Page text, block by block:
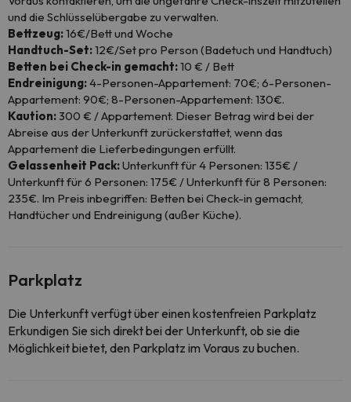
und die Schlüsselübergabe zu verwalten.
Bettzeug:16€/Bett und Woche
Handtuch-Set:12€/Set pro Person (Badetuch und Handtuch)
Betten bei Check-in gemacht:10 € / Bett
Endreinigung:4-Personen-Appartement: 70€; 6-Personen-
Appartement: 90€; 8-Personen-Appartement: 130€.
Kaution:300 € / Appartement. Dieser Betrag wird bei der
Abreise aus der Unterkunft zurückerstattet, wenn das
Appartement die Lieferbedingungen erfüllt.
Gelassenheit Pack:Unterkunft für 4 Personen: 135€ /
Unterkunft für 6 Personen: 175€ / Unterkunft für 8 Personen:
235€. Im Preis inbegriffen: Betten bei Check-in gemacht,
Handtücher und Endreinigung (außer Küche).
Parkplatz
Die Unterkunft verfügt über einen kostenfreien Parkplatz
Erkundigen Sie sich direkt bei der Unterkunft, ob sie die
Möglichkeit bietet, den Parkplatz im Voraus zu buchen.